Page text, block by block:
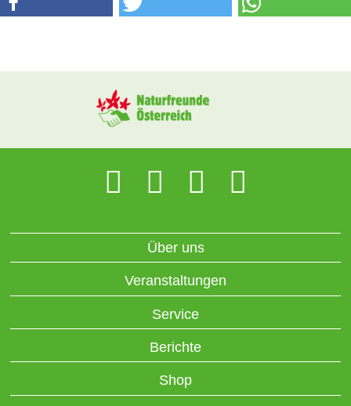
Über uns
Veranstaltungen
Service
Berichte
Shop